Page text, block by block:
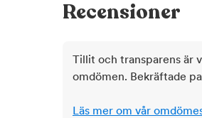
Recensioner
Tillit och transparens är
omdömen. Bekräftade
Läs mer om vår